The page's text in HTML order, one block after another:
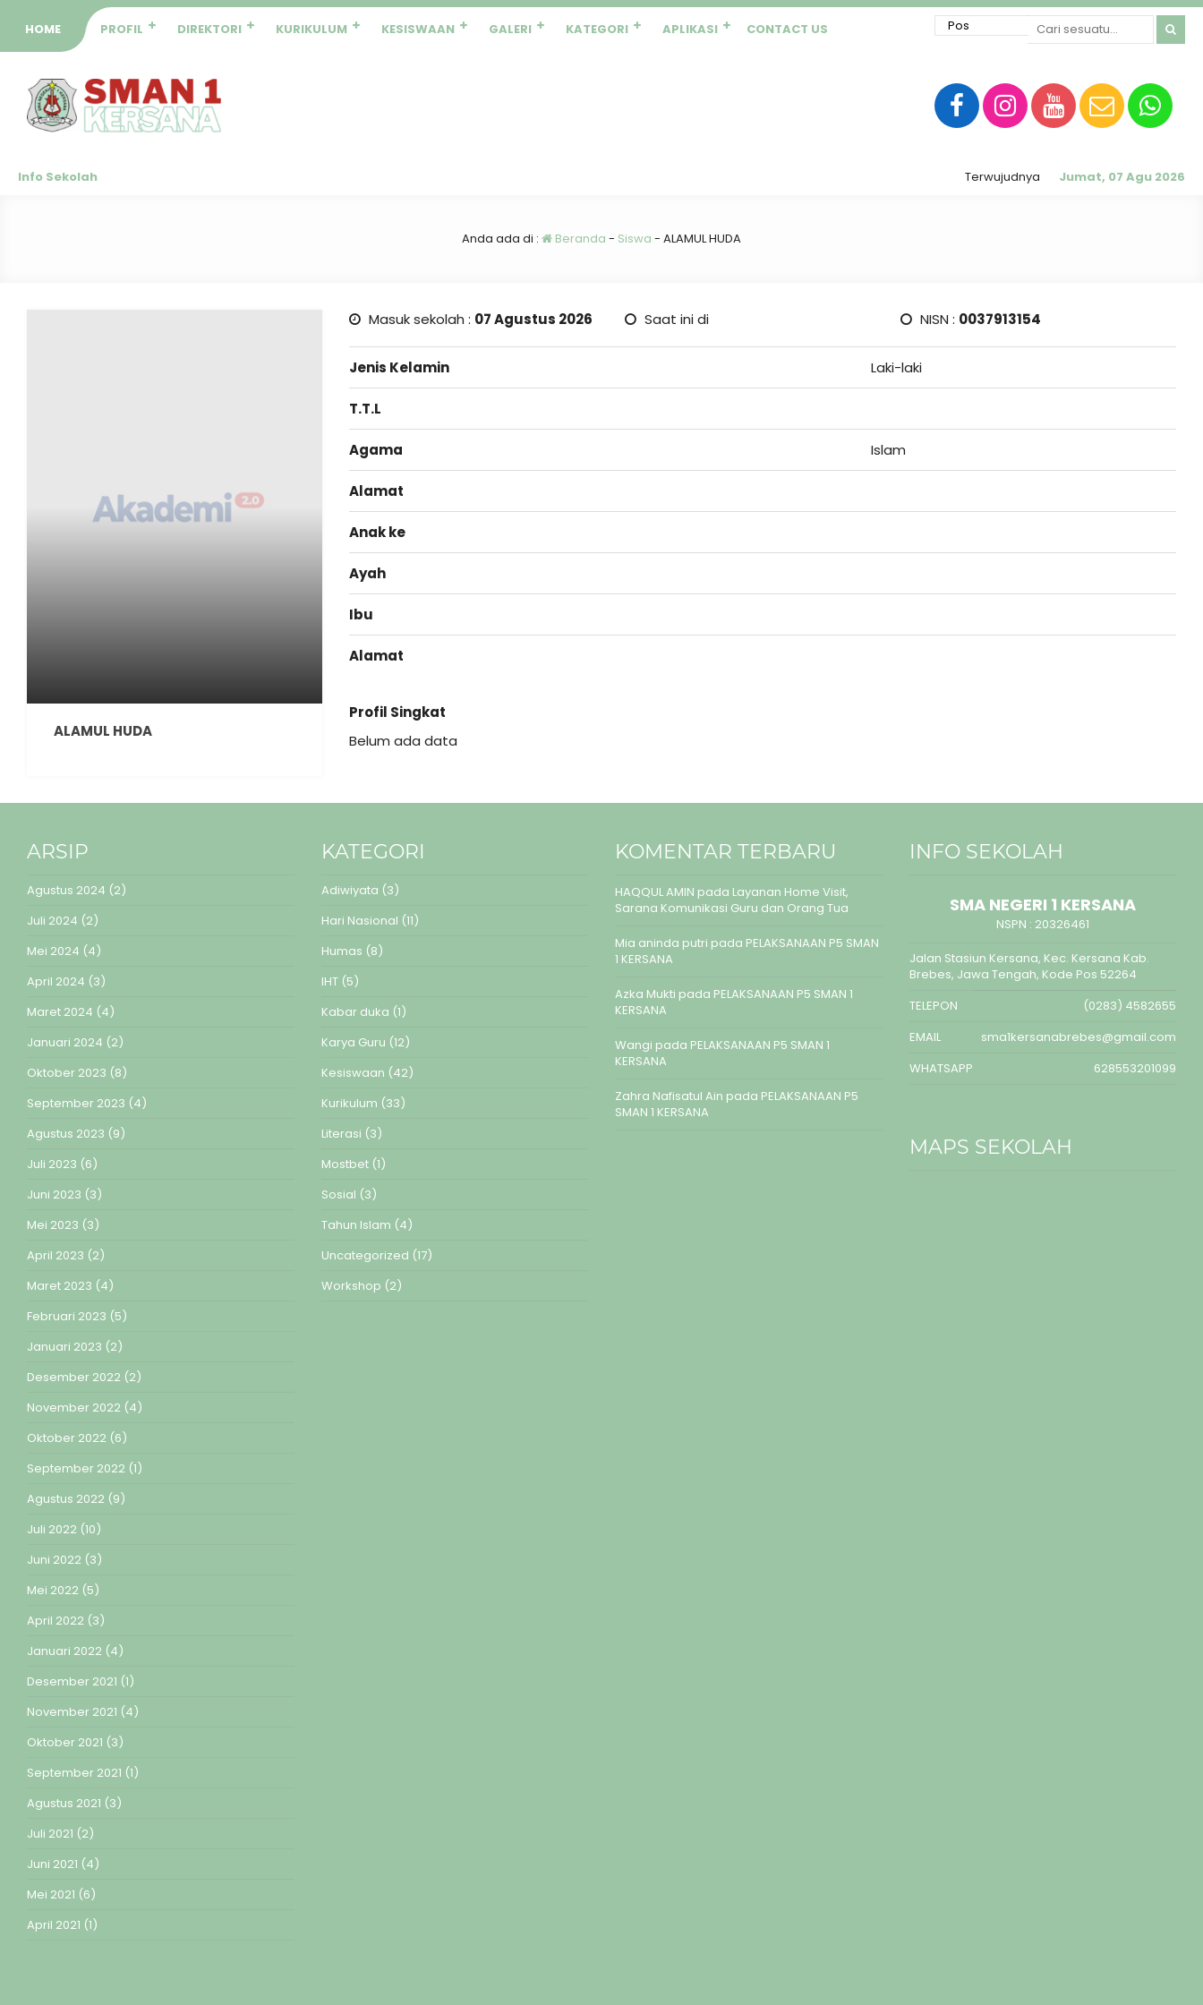
HOME PROFIL DIREKTORI KURIKULUM KESISWAAN GALERI KATEGORI APLIKASI CONTACT US
Info Sekolah Jumat, 07 Agu 2026
Terwujudnya sekolah RATU (Religius,
Anda ada di : Beranda - Siswa - ALAMUL HUDA
ALAMUL HUDA
Masuk sekolah : 07 Agustus 2026 Saat ini di NISN : 0037913154
Jenis Kelamin Laki-laki
T.T.L
Agama Islam
Alamat
Anak ke
Ayah
Ibu
Alamat
Profil Singkat
Belum ada data
ARSIP
Agustus 2024 (2)
Juli 2024 (2)
Mei 2024 (4)
April 2024 (3)
Maret 2024 (4)
Januari 2024 (2)
Oktober 2023 (8)
September 2023 (4)
Agustus 2023 (9)
Juli 2023 (6)
Juni 2023 (3)
Mei 2023 (3)
April 2023 (2)
Maret 2023 (4)
Februari 2023 (5)
Januari 2023 (2)
Desember 2022 (2)
November 2022 (4)
Oktober 2022 (6)
September 2022 (1)
Agustus 2022 (9)
Juli 2022 (10)
Juni 2022 (3)
Mei 2022 (5)
April 2022 (3)
Januari 2022 (4)
Desember 2021 (1)
November 2021 (4)
Oktober 2021 (3)
September 2021 (1)
Agustus 2021 (3)
Juli 2021 (2)
Juni 2021 (4)
Mei 2021 (6)
April 2021 (1)
KATEGORI
Adiwiyata (3)
Hari Nasional (11)
Humas (8)
IHT(5)
Kabar duka (1)
Karya Guru (12)
Kesiswaan (42)
Kurikulum (33)
Literasi (3)
Mostbet(1)
Sosial (3)
Tahun Islam (4)
Uncategorized (17)
Workshop (2)
KOMENTAR TERBARU
HAQQUL AMIN pada Layanan Home Visit,
Sarana Komunikasi Guru dan Orang Tua
Mia aninda putri pada PELAKSANAAN P5 SMAN
1 KERSANA
Azka Mukti pada PELAKSANAAN P5 SMAN 1
KERSANA
Wangi pada PELAKSANAAN P5 SMAN 1
KERSANA
Zahra Nafisatul Ain pada PELAKSANAAN P5
SMAN 1 KERSANA
INFO SEKOLAH
SMA NEGERI 1 KERSANA
NSPN : 20326461
Jalan Stasiun Kersana, Kec. Kersana Kab.
Brebes, Jawa Tengah, Kode Pos 52264
TELEPON
(0283) 4582655
EMAIL
sma1kersanabrebes@gmail.com
WHATSAPP
628553201099
MAPS SEKOLAH